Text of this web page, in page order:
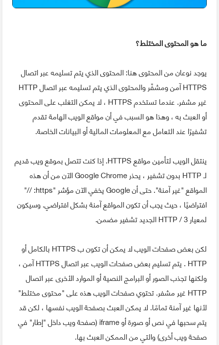
ما هو المحتوى المختلط؟
يوجد نوعان من المحتوى هنا: المحتوى الذي يتم تسليمه عبر اتصال
HTTPS آمن ومشفّر والمحتوى الذي يتم تسليمه عبر اتصال HTTP
غير مشفر. عندما تستخدم HTTPS ، لا يمكن التغلب على المحتوى
أو العبث به ، وهذا هو السبب في أن مواقع الويب الهامة تقدم
تشفيرًا عند التعامل مع المعلومات المالية أو البيانات الخاصة.
ينتقل الويب لتأمين مواقع HTTPS. إذا كنت تتصل بموقع ويب قديم
لـ HTTP بدون تشفير ، يحذر Google Chrome الآن من أن هذه
المواقع "غير آمنة". حتى أن Google يخفي الآن مؤشر "https: //"
افتراضيًا ، حيث يجب أن تكون المواقع آمنة بشكل افتراضي. وسيكون
لمعيار HTTP / 3 الجديد تشفير مضمن.
لكن بعض صفحات الويب لا يمكن أن تكون ب HTTPS بالكامل أو
HTTP . يتم تسليم بعض صفحات الويب عبر اتصال HTTPS آمن ،
ولكنها تجذب الصور أو البرامج النصية أو الموارد الأخرى عبر اتصال
HTTP غير مشفر. تحتوي صفحات الويب هذه على "محتوى مختلط"
لأنها غير آمنة تمامًا. لا يمكن العبث بصفحة الويب نفسها ، لكن قد
يتم سحبها في نص أو صورة أو iframe (صفحة ويب داخل "إطار" في
صفحة ويب أخرى) والتي من الممكن العبث بها.